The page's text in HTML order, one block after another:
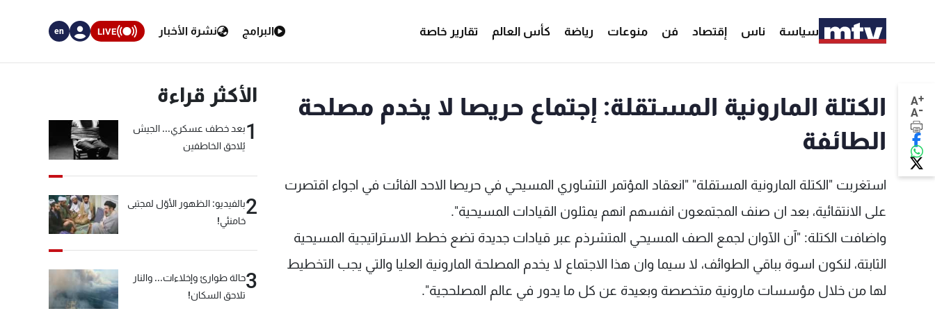
سياسة ناس إقتصاد فن منوعات رياضة كأس العالم تقارير خاصة البرامج نشرة الأخبار LIVE
en
A+
A-
الكتلة المارونية المستقلة: إجتماع حريصا لا يخدم مصلحة
الطائفة
استغربت "الكتلة المارونية المستقلة" "انعقاد المؤتمر التشاوري المسيحي في حريصا الاحد الفائت في اجواء اقتصرت
على الانتقائية، بعد ان صنف المجتمعون انفسهم انهم يمثلون القيادات المسيحية".
واضافت الكتلة: "آن الآوان لجمع الصف المسيحي المتشرذم عبر قيادات جديدة تضع خطط الاستراتيجية المسيحية
الثابتة، لنكون اسوة بباقي الطوائف، لا سيما وان هذا الاجتماع لا يخدم المصلحة المارونية العليا والتي يجب التخطيط
لها من خلال مؤسسات مارونية متخصصة وبعيدة عن كل ما يدور في عالم المصلحجية".
الأكثر قراءة
1بعد خطف عسكري... الجيش
يُلاحق الخاطفين
2بالفيديو: الظهور الأوّل لمجتبى
خامنئي!
3حالة طوارئ وإخلاءات... والنار
تلاحق السكان!